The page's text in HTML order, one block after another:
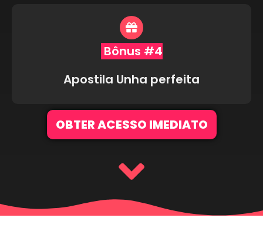
Bônus #4
Apostila Unha perfeita
OBTER ACESSO IMEDIATO